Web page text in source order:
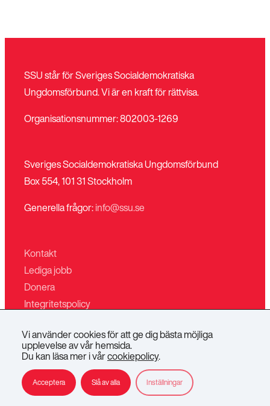
SSU står för Sveriges Socialdemokratiska
Ungdomsförbund. Vi är en kraft för rättvisa.
Organisationsnummer: 802003-1269
Sveriges Socialdemokratiska Ungdomsförbund
Box 554, 101 31 Stockholm
Generella frågor:info@ssu.se
Kontakt
Lediga jobb
Donera
Integritetspolicy
Villkor för butiken
SSU
på
SSU
SSU
SSU
på
Vi använder cookies för att ge dig bästa möjliga
upplevelse av vår hemsida.
Du kan läsa mer i vårcookiepolicy.
Acceptera Slå av alla Inställningar